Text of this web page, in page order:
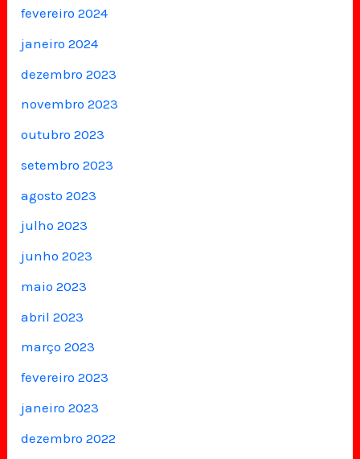
fevereiro 2024
janeiro 2024
dezembro 2023
novembro 2023
outubro 2023
setembro 2023
agosto 2023
julho 2023
junho 2023
maio 2023
abril 2023
março 2023
fevereiro 2023
janeiro 2023
dezembro 2022